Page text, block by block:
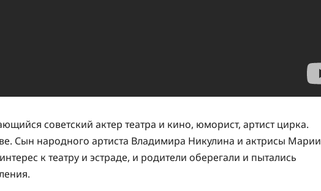
советский актер театра и кино, юморист, артист цирка.
Сын народного артиста Владимира Никулина и актрисы Марии
к театру и эстраде, и родители оберегали и пытались